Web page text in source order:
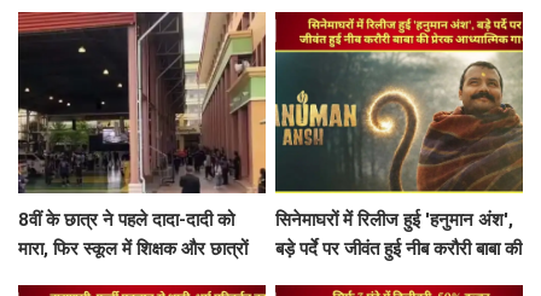
गलत
8वीं के छात्र ने पहले दादा-दादी को
मारा, फिर स्कूल में शिक्षक और छात्रों
सिनेमाघरों में रिलीज हुई 'हनुमान अंश',
बड़े पर्दे पर जीवंत हुई नीब करौरी बाबा की